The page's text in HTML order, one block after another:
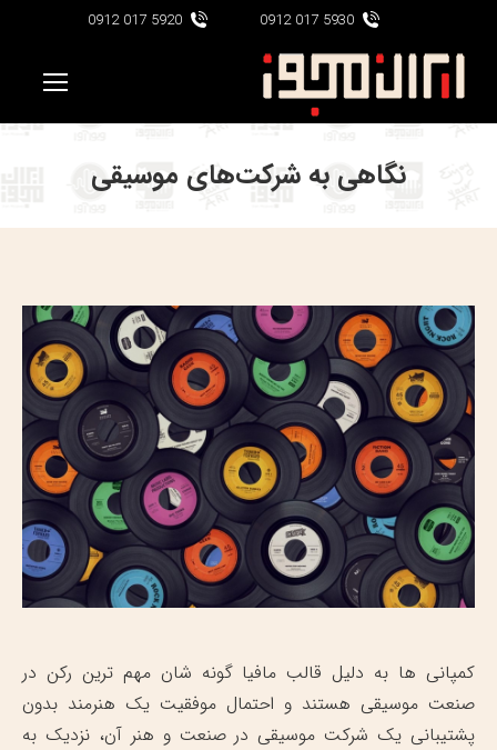
5930 017 0912
5920 017 0912
نگاهی به شرکت‌های موسیقی
کمپانی ها به دلیل قالب مافیا گونه شان مهم ترین رکن در
صنعت موسیقی هستند و احتمال موفقیت یک هنرمند بدون
پشتیبانی یک شرکت موسیقی در صنعت و هنر آن، نزدیک به